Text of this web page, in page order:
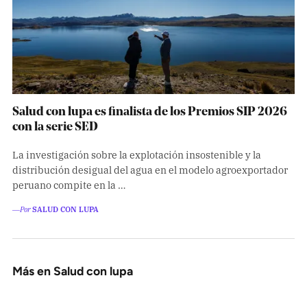
Salud con lupa es finalista de los Premios SIP 2026
con la serie SED
La investigación sobre la explotación insostenible y la
distribución desigual del agua en el modelo agroexportador
peruano compite en la …
―PorSALUD CON LUPA
Más en Salud con lupa